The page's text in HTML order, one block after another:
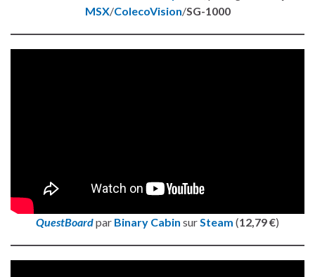
MSX/ColecoVision/SG-1000
QuestBoardpar Binary Cabin surSteam (12,79 €)